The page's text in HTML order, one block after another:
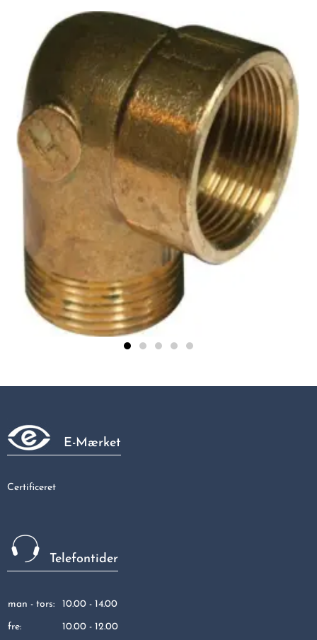
29,95 kr
E-Mærket
Certificeret
Telefontider
man - tors: 10.00 - 14.00
fre: 10.00 - 12.00